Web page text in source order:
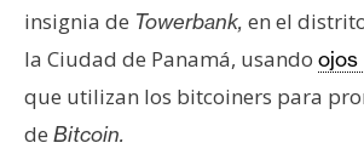
insignia de Towerbank, en el
la Ciudad de Panamá, usando ojos
que utilizan los bitcoiners para
de Bitcoin.